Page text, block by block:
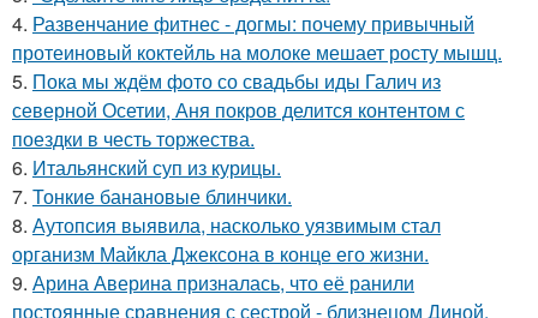
4. Развенчание фитнес - догмы: почему привычный
протеиновый коктейль на молоке мешает росту мышц.
5. Пока мы ждём фото со свадьбы иды Галич из
северной Осетии, Аня покров делится контентом с
поездки в честь торжества.
6. Итальянский суп из курицы.
7. Тонкие банановые блинчики.
8. Аутопсия выявила, насколько уязвимым стал
организм Майкла Джексона в конце его жизни.
9. Арина Аверина призналась, что её ранили
постоянные сравнения с сестрой - близнецом Диной.